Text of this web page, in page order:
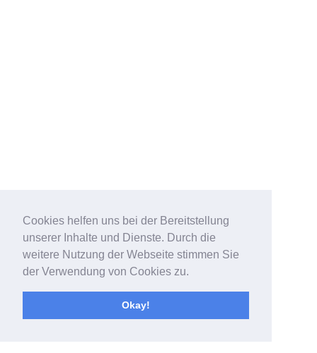
Cookies helfen uns bei der Bereitstellung
unserer Inhalte und Dienste. Durch die
weitere Nutzung der Webseite stimmen Sie
der Verwendung von Cookies zu.
Okay!